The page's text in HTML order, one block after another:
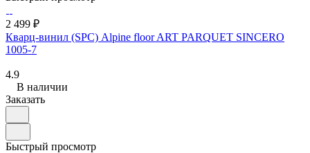
2 499 ₽
Кварц-винил (SPC) Alpine floor ART PARQUET SINCERO
1005-7
4.9
В наличии
Заказать
Быстрый просмотр